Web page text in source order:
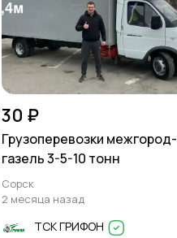
30 ₽
Грузоперевозки межгород-
газель 3-5-10 тонн
Сорск
2 месяца назад
ТСК ГРИФОН